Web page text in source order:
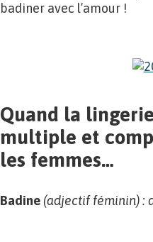
badiner avec l’amour !
Quand la
multiple et
les femmes…
Badine (adjectif féminin) :